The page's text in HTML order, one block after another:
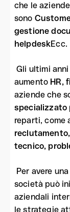
che le
sono
gestione
helpdeskEcc.
Gli ultimi
aumento HR,
aziende che
specializzato
reparti, come
tecnico,
Per avere
società può
aziendali
le strategie